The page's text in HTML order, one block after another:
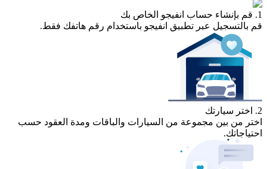
1. قم بإنشاء حساب انفيجو الخاص بك
قم بالتسجيل عبر تطبيق انفيجو باستخدام رقم هاتفك فقط.
2. اختر سيارتك
اختر من بين مجموعة من السيارات والباقات ومدة العقود حسب
احتياجاتك.